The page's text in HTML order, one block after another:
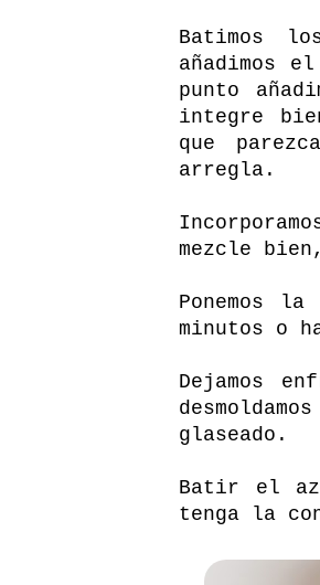
Batimos
añadimos
punto
integre
que
arregla.
mezcle
Ponemos
minutos o
Dejamos
glaseado.
Batir el
tenga la